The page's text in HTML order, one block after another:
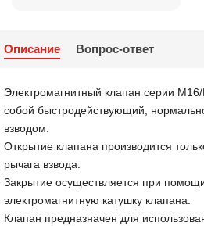
Описание Вопрос-ответ
Электромагнитный клапан серии
собой быстродействующий,
взводом.
Открытие клапана производится
рычага взвода.
Закрытие осуществляется при
электромагнитную катушку клапана.
Клапан предназначен для